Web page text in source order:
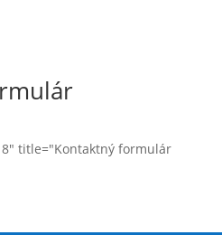
title="Kontaktný formulár